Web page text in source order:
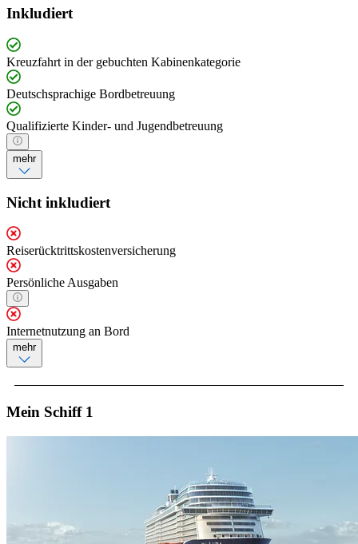
Inkludiert
Kreuzfahrt in der gebuchten Kabinenkategorie
Deutschsprachige Bordbetreuung
Qualifizierte Kinder- und Jugendbetreuung
mehr
Nicht inkludiert
Reiserücktrittskostenversicherung
Persönliche Ausgaben
Internetnutzung an Bord
mehr
Mein Schiff 1